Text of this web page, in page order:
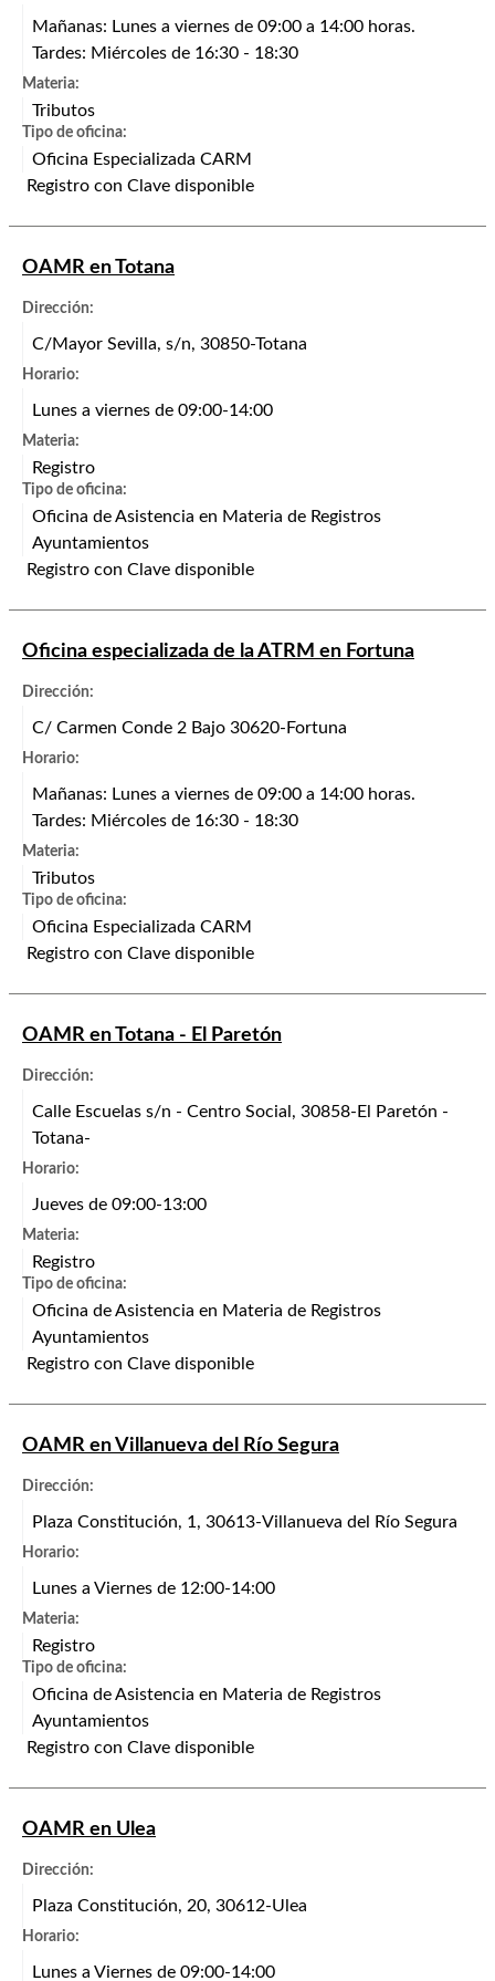
Mañanas: Lunes a viernes de 09:00 a 14:00 horas.
Tardes: Miércoles de 16:30 - 18:30
Materia:
Tributos
Tipo de oficina:
Oficina Especializada CARM
Registro con Clave disponible
OAMR en Totana
Dirección:
C/Mayor Sevilla, s/n, 30850-Totana
Horario:
Lunes a viernes de 09:00-14:00
Materia:
Registro
Tipo de oficina:
Oficina de Asistencia en Materia de Registros
Ayuntamientos
Registro con Clave disponible
Oficina especializada de la ATRM en Fortuna
Dirección:
C/ Carmen Conde 2 Bajo 30620-Fortuna
Horario:
Mañanas: Lunes a viernes de 09:00 a 14:00 horas.
Tardes: Miércoles de 16:30 - 18:30
Materia:
Tributos
Tipo de oficina:
Oficina Especializada CARM
Registro con Clave disponible
OAMR en Totana - El Paretón
Dirección:
Calle Escuelas s/n - Centro Social, 30858-El Paretón -
Totana-
Horario:
Jueves de 09:00-13:00
Materia:
Registro
Tipo de oficina:
Oficina de Asistencia en Materia de Registros
Ayuntamientos
Registro con Clave disponible
OAMR en Villanueva del Río Segura
Dirección:
Plaza Constitución, 1, 30613-Villanueva del Río Segura
Horario:
Lunes a Viernes de 12:00-14:00
Materia:
Registro
Tipo de oficina:
Oficina de Asistencia en Materia de Registros
Ayuntamientos
Registro con Clave disponible
OAMR en Ulea
Dirección:
Plaza Constitución, 20, 30612-Ulea
Horario:
Lunes a Viernes de 09:00-14:00